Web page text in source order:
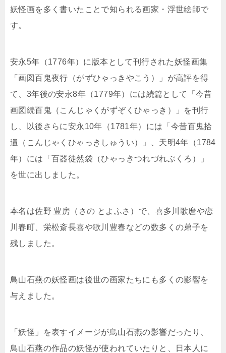
妖怪画を多く書いたことで知られる画家・浮世絵師で
す。
安永5年（1776年）に版本として刊行された妖怪画集
「画図百鬼夜行（がずひゃっきやこう）」 が高評を得
て、3年後の安永8年（1779年）には続篇として「今昔
画図続百鬼（こんじゃくがずぞくひゃっき）」 を刊行
し、以後さらに安永10年（1781年）には「今昔百鬼拾
遺（こんじゃくひゃっきしゅうい）」
、天明4年（1784
年）には「百器徒然袋（ひゃっきつれづれぶくろ）」
を世に出しました。
本名は佐野 豊房（さの とよふさ）で、喜多川歌麿や恋
川春町、栄松斎長喜や歌川豊春などの数多くの弟子を
残しました。
鳥山石燕の妖怪画は後世の画家たちにも多くの影響を
与えました。
「妖怪」を表すイメージが鳥山石燕の影響だったり、
鳥山石燕の作品の妖怪が使われていたりと、日本人に